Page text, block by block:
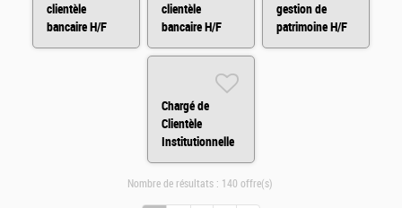
clientèle
bancaire H/F
clientèle
bancaire H/F
gestion de
patrimoine H/F
Chargé de
Clientèle
Institutionnelle
H/F
Nombre de résultats : 140 offre(s)